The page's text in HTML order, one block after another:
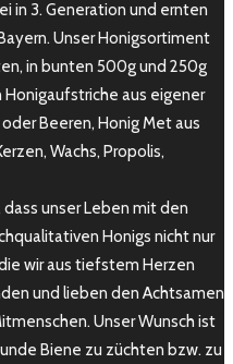
in 3. Generation und ernten
Unser Honigsortiment
in bunten 500g und 250g
Honigaufstriche aus eigener
Beeren, Honig Met aus
Wachs, Propolis,
unser Leben mit den
Honigs nicht nur
wir aus tiefstem Herzen
und lieben den Achtsamen
Unser Wunsch ist
Biene zu züchten bzw. zu